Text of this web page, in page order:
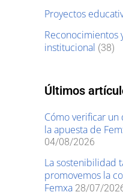
Proyectos
Reconocimientos
institucional (38)
Últimos
Cómo verificar
la apuesta de
04/08/2026
La sostenibilidad
promovemos la
Femxa 28/07/